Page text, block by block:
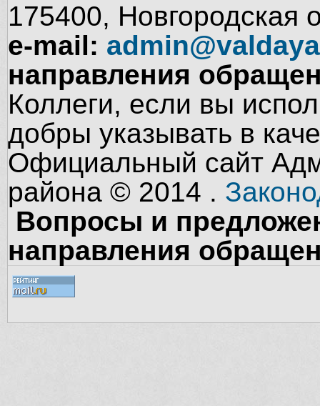
175400, Новгородская
e-mail:
направления
Коллеги, если вы
добры указывать в
Официальный сайт
района © 2014 .
Вопросы и
направления